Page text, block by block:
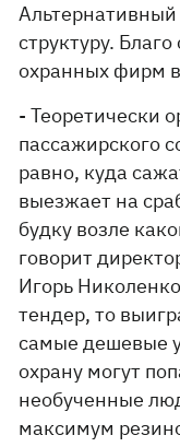
структуру.
охранных фирм
- Теоретически
пассажирского
равно, куда
выезжает на
будку возле
говорит
Игорь
тендер, то
самые дешевые
охрану могут
необученные
максимум